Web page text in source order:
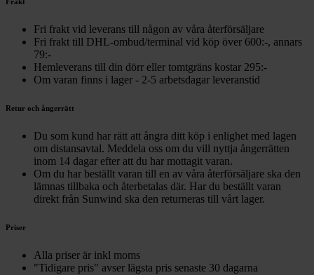
Frakt
Fri frakt vid leverans till någon av våra återförsäljare
Fri frakt till DHL-ombud/terminal vid köp över 600:-, annars
79:-
Hemleverans till din dörr eller tomtgräns kostar 295:-
Om varan finns i lager - 2-5 arbetsdagar leveranstid
Retur och ångerrätt
Du som kund har rätt att ångra ditt köp i enlighet med lagen
om distansavtal. Meddela oss om du vill nyttja ångerrätten
inom 14 dagar efter att du har mottagit varan.
Om du har beställt varan till en av våra återförsäljare ska den
lämnas tillbaka och återbetalas där. Har du beställt varan
direkt från Sunwind ska den returneras till vårt lager.
Priser
Alla priser är inkl moms
"Tidigare pris" avser lägsta pris senaste 30 dagarna